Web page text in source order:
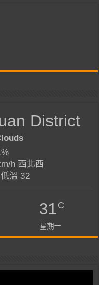
District
h 西北西
溫 32
31C
星期一